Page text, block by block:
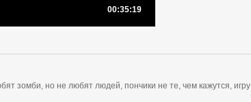
00:35:19
зомби, но не любят людей, пончики не те, чем кажутся, игру